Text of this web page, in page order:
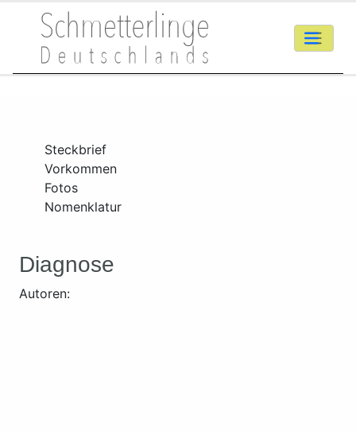
Steckbrief
Vorkommen
Fotos
Nomenklatur
Diagnose
Autoren: